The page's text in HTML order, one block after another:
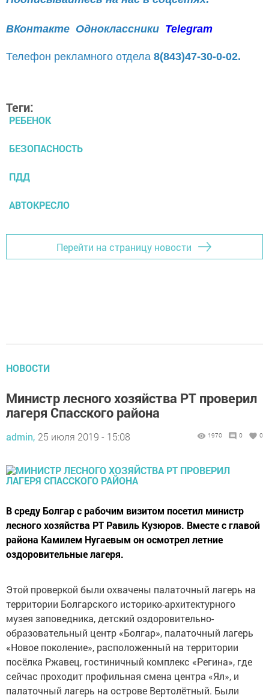
ВКонтакте Одноклассники Telegram
Телефон рекламного отдела 8(843)47-30-0-02.
Теги:
РЕБЕНОК
БЕЗОПАСНОСТЬ
ПДД
АВТОКРЕСЛО
Перейти на страницу новости
НОВОСТИ
Министр лесного хозяйства РТ проверил
лагеря Спасского района
admin, 25 июля 2019 - 15:08 1970 0 0
В среду Болгар с рабочим визитом посетил министр
лесного хозяйства РТ Равиль Кузюров. Вместе с главой
района Камилем Нугаевым он осмотрел летние
оздоровительные лагеря.
Этой проверкой были охвачены палаточный лагерь на
территории Болгарского историко-архитектурного
музея заповедника, детский оздоровительно-
образовательный центр «Болгар», палаточный лагерь
«Новое поколение», расположенный на территории
посёлка Ржавец, гостиничный комплекс «Регина», где
сейчас проходит профильная смена центра «Ял», и
палаточный лагерь на острове Вертолётный. Были